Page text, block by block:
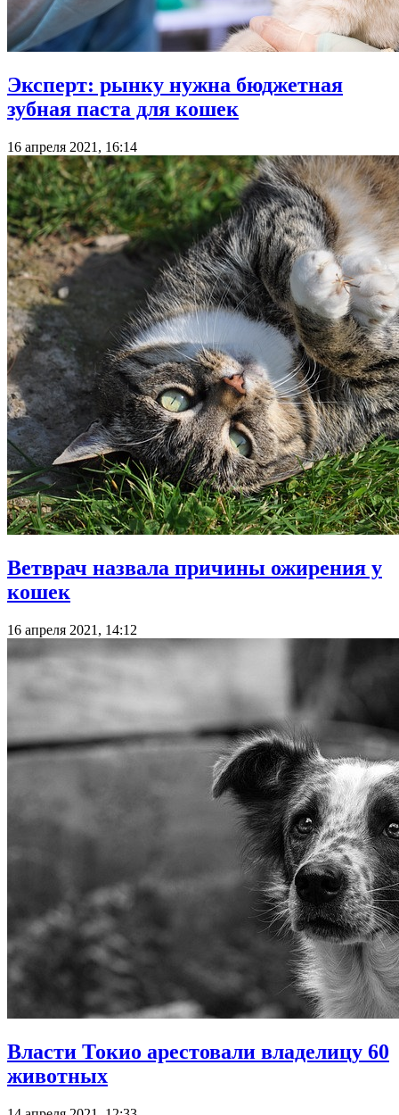
Эксперт: рынку нужна бюджетная
зубная паста для кошек
16 апреля 2021, 16:14
Ветврач назвала причины ожирения у
кошек
16 апреля 2021, 14:12
Власти Токио арестовали владелицу 60
животных